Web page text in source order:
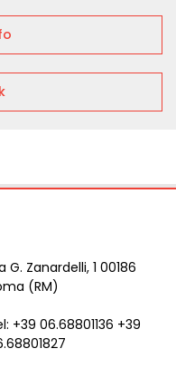
G. Zanardelli, 1 00186
(RM)
+39 06.68801136 +39